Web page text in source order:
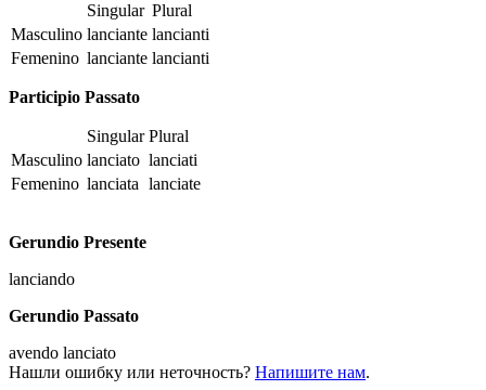
Singular Plural
Masculino lanciante lancianti
Femenino lanciante lancianti
Participio Passato
Singular Plural
Masculino lanciato lanciati
Femenino lanciata lanciate
Gerundio Presente
lanciando
Gerundio Passato
avendo lanciato
Нашли ошибку или неточность? Напишите нам.